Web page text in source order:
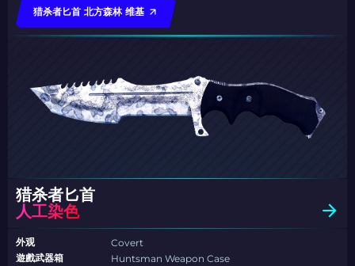
猎杀者匕首 北方森林 维基
猎杀者匕首
人工染色
外观
Covert
遊戲武器箱
Huntsman Weapon Case